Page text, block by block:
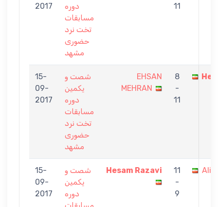
2017
دوره
مسابقات
تخت نرد
حضوری
مشهد
11
15-
09-
2017
شصت و
یکمین
دوره
مسابقات
تخت نرد
حضوری
مشهد
EHSAN
MEHRAN
8
-
11
15-
09-
2017
شصت و
یکمین
دوره
Hesam Razavi
11
-
9